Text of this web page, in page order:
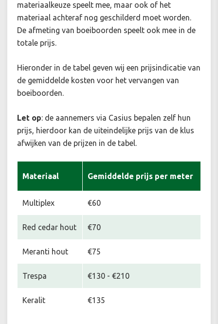
materiaalkeuze speelt mee, maar ook of het
materiaal achteraf nog geschilderd moet worden.
De afmeting van boeiboorden speelt ook mee in de
totale prijs.
Hieronder in de tabel geven wij een prijsindicatie van
de gemiddelde kosten voor het vervangen van
boeiboorden.
Let op: de aannemers via Casius bepalen zelf hun
prijs, hierdoor kan de uiteindelijke prijs van de klus
afwijken van de prijzen in de tabel.
Materiaal Gemiddelde prijs per meter
Multiplex €60
Red cedar hout €70
Meranti hout €75
Trespa €130 - €210
Keralit €135